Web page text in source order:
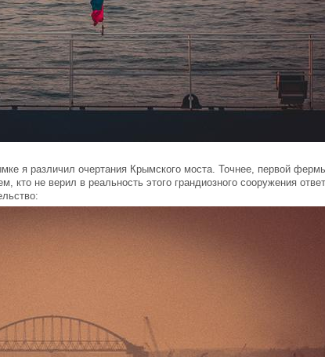
я различил очертания Крымского моста. Точнее, первой
кто не верил в реальность этого грандиозного сооружения